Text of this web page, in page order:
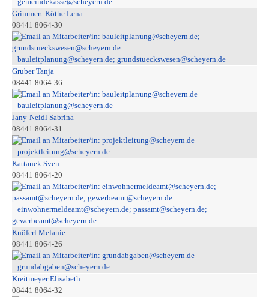
Grimmert-Köthe Lena
08441 8064-30
bauleitplanung@scheyern.de; grundstueckswesen@scheyern.de
Gruber Tanja
08441 8064-36
bauleitplanung@scheyern.de
Jany-Neidl Sabrina
08441 8064-31
projektleitung@scheyern.de
Kattanek Sven
08441 8064-20
einwohnermeldeamt@scheyern.de; passamt@scheyern.de;
gewerbeamt@scheyern.de
Knöferl Melanie
08441 8064-26
grundabgaben@scheyern.de
Kreitmeyer Elisabeth
08441 8064-32